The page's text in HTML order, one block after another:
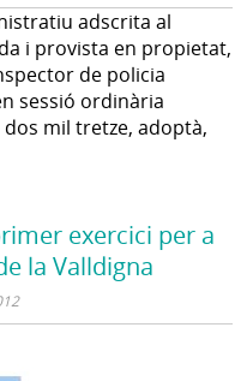
adscrita al
i provista en propietat,
de policia
sessió ordinària
mil tretze, adoptà,
exercici per a
la Valldigna